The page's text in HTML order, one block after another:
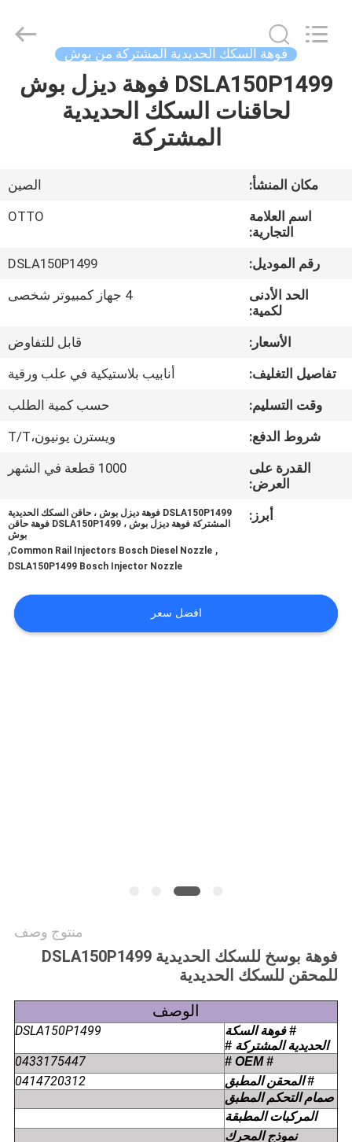
المنزل
حولنا
المصنع
مراقبة
الجودة
اتصل
خريطة
الموقع
PARTS
Reserved.
فوهة السكك الحديدية المشتركة من بوش
DSLA150P1499 فوهة ديزل بوش
لحاقنات السكك الحديدية
المشتركة
مكان المنشأ:
الصين
اسم العلامة
التجارية:
OTTO
رقم الموديل:
DSLA150P1499
الحد الأدنى
لكمية:
4 جهاز كمبيوتر شخصى
الأسعار:
قابل للتفاوض
تفاصيل التغليف:
أنابيب بلاستيكية في علب ورقية
وقت التسليم:
حسب كمية الطلب
شروط الدفع:
ويسترن يونيون،T/T
القدرة على
العرض:
1000 قطعة في الشهر
أبرز:
DSLA150P1499 فوهة ديزل بوش ، حاقن السكك الحديدية
المشتركة فوهة ديزل بوش ، DSLA150P1499 فوهة حاقن
بوش
,
Common Rail Injectors Bosch Diesel Nozzle
,
DSLA150P1499 Bosch Injector Nozzle
افضل سعر
منتوج وصف
فوهة بوسخ للسكك الحديدية DSLA150P1499
للمحقن للسكك الحديدية
الوصف
الحديدية المشتركة #
DSLA150P1499
# OEM #
0433175447
# المحقن المطبق 0414720312
صمام التحكم المطبق
المركبات المطبقة